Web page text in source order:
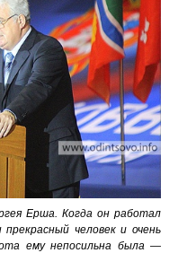
Ерша. Когда он работал
человек и очень
ему непосильна была —